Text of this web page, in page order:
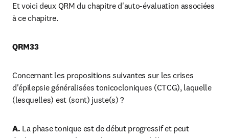
Et voici deux QRM du chapitre d'auto-évaluation associées
à ce chapitre.
QRM33
Concernant les propositions suivantes sur les crises
d'épilepsie généralisées tonicocloniques (CTCG), laquelle
(lesquelles) est (sont) juste(s) ?
A. La phase tonique est de début progressif et peut